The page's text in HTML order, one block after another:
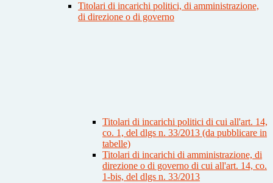
Titolari di incarichi politici, di amministrazione,
di direzione o di governo
Titolari di incarichi politici di cui all'art. 14,
co. 1, del dlgs n. 33/2013 (da pubblicare in
tabelle)
Titolari di incarichi di amministrazione, di
direzione o di governo di cui all'art. 14, co.
1-bis, del dlgs n. 33/2013